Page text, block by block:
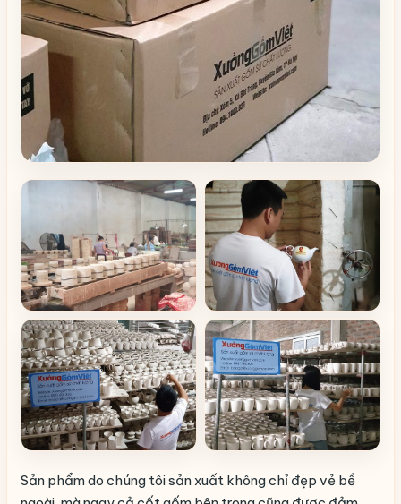
Sản phẩm do chúng tôi sản xuất không chỉ đẹp vẻ bề